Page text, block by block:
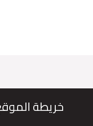
خريطة